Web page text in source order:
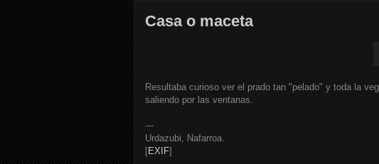
Casa o maceta
Resultaba curioso ver el prado tan "pelado" y toda la
saliendo por las ventanas.
---
Urdazubi, Nafarroa.
[EXIF]